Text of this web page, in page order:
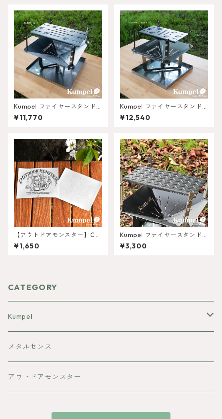
Kumpel ファイヤースタンド
鉄(黒皮) type-L
¥11,770
Kumpel ファイヤースタンド
ステンレス type-S
¥12,540
【アウトドアモンスター】CA
R-BOY 転写ステッカー
¥1,650
Kumpel ファイヤースタンド
縞板プレート S
¥3,300
CATEGORY
Kumpel
焚き火台
ランタンシェード
メタルセンス
アウトドアモンスター